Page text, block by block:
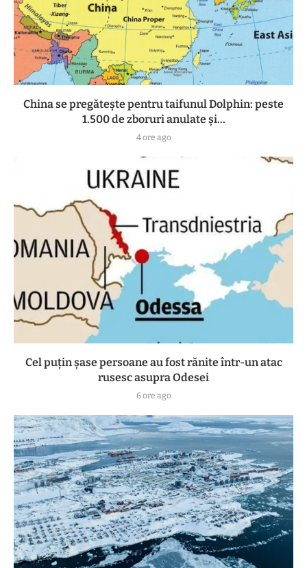
China se pregătește pentru taifunul Dolphin: peste
1.500 de zboruri anulate și...
4 ore ago
Cel puțin șase persoane au fost rănite într-un atac
rusesc asupra Odesei
6 ore ago